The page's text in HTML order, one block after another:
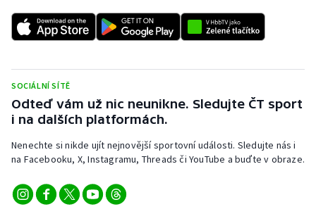
SOCIÁLNÍ SÍTĚ
Odteď vám už nic neunikne. Sledujte ČT sport
i na dalších platformách.
Nenechte si nikde ujít nejnovější sportovní události. Sledujte nás i
na Facebooku, X, Instagramu, Threads či YouTube a buďte v obraze.